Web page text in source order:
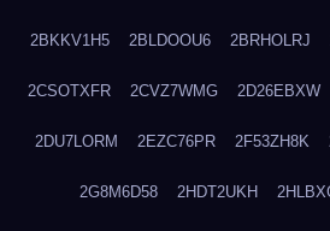
2BKKV1H5 2BLDOOU6 2BRHOLRJ
2CSOTXFR 2CVZ7WMG 2D26EBXW
2DU7LORM 2EZC76PR 2F53ZH8K
2G8M6D58 2HDT2UKH